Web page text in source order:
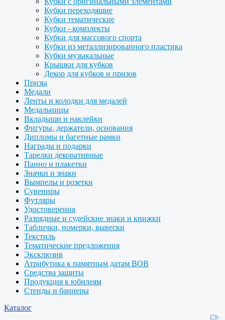
Кубки переходящие
Кубки тематические
Кубки - комплекты
Кубки для массового спорта
Кубки из металлизированного пластика
Кубки музыкальные
Крышки для кубков
Декор для кубков и призов
Призы
Медали
Ленты и колодки для медалей
Медальницы
Вкладыши и наклейки
Фигуры, держатели, основания
Дипломы и багетные рамки
Награды и подарки
Тарелки декоративные
Панно и плакетки
Значки и знаки
Вымпелы и розетки
Сувениры
Футляры
Удостоверения
Разрядные и судейские знаки и книжки
Таблички, номерки, вывески
Текстиль
Тематические предложения
Эксклюзив
Атрибутика к памятным датам ВОВ
Средства защиты
Продукция к юбилеям
Стенды и баннеры
Каталог